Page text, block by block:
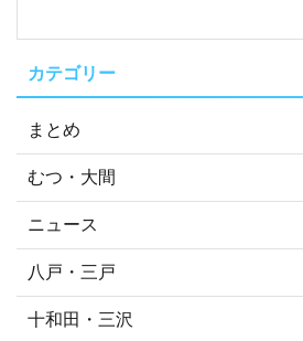
カテゴリー
まとめ
むつ・大間
ニュース
八戸・三戸
十和田・三沢